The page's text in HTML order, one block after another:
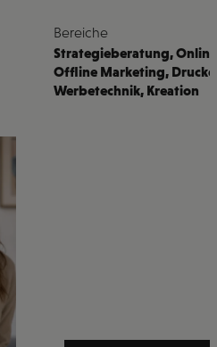
Bereiche
Strategieberatung,
Offline Marketing,
Werbetechnik, Kreation